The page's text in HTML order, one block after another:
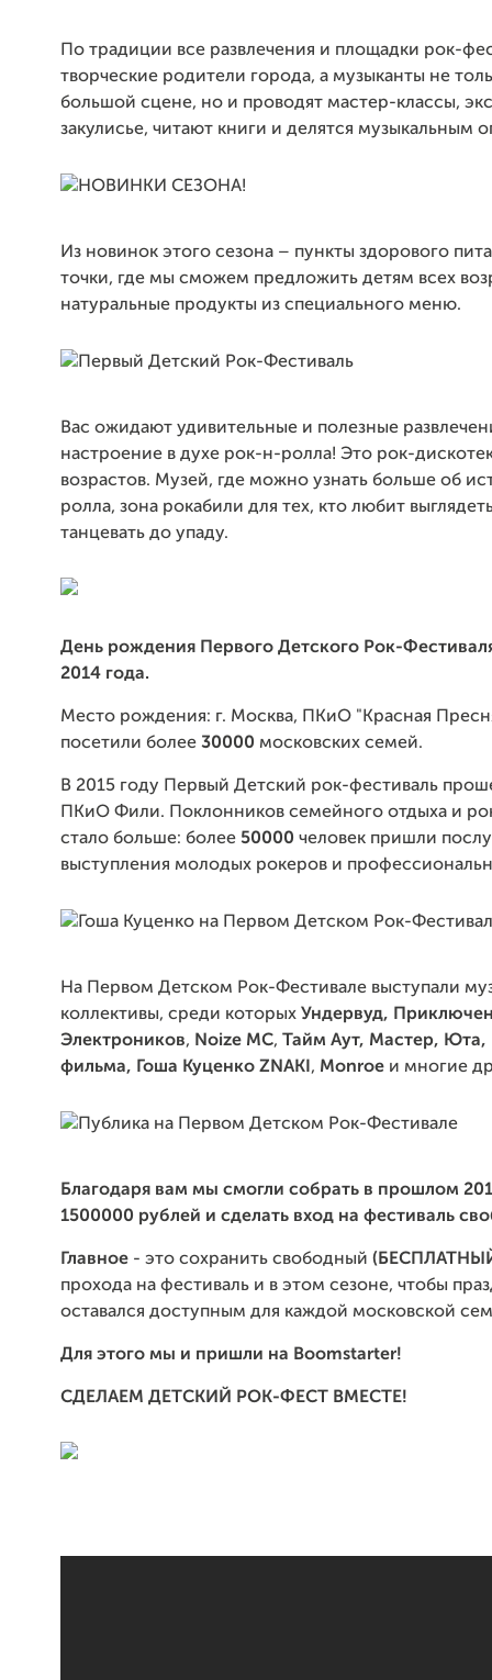
По традиции все развлечения и площадки рок-
творческие родители города, а музыканты не
большой сцене, но и проводят мастер-классы,
закулисье, читают книги и делятся музыкальным
Из новинок этого сезона – пункты здорового
точки, где мы сможем предложить детям всех
натуральные продукты из специального меню.
Вас ожидают удивительные и полезные
настроение в духе рок-н-ролла! Это рок-
возрастов. Музей, где можно узнать больше об
ролла, зона рокабили для тех, кто любит
танцевать до упаду.
День рождения Первого Детского Рок-
2014 года.
Место рождения: г. Москва, ПКиО "Красная
посетили более 30000 московских семей.
В 2015 году Первый Детский рок-фестиваль
ПКиО Фили. Поклонников семейного отдыха и
стало больше: более 50000 человек пришли
выступления молодых рокеров и
На Первом Детском Рок-Фестивале выступали
коллективы, среди которых Ундервуд,
Электроников, Noize MC, Тайм Аут, Мастер, Юта,
фильма, Гоша Куценко ZNAKI , Monroe и многие
Благодаря вам мы смогли собрать в прошлом
1500000 рублей и сделать вход на фестиваль
Главное - это сохранить свободный
прохода на фестиваль и в этом сезоне, чтобы
оставался доступным для каждой московской
Для этого мы и пришли на Boomstarter!
СДЕЛАЕМ ДЕТСКИЙ РОК-ФЕСТ ВМЕСТЕ!